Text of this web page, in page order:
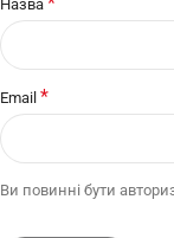
Назва
Email *
Ви повинні бути